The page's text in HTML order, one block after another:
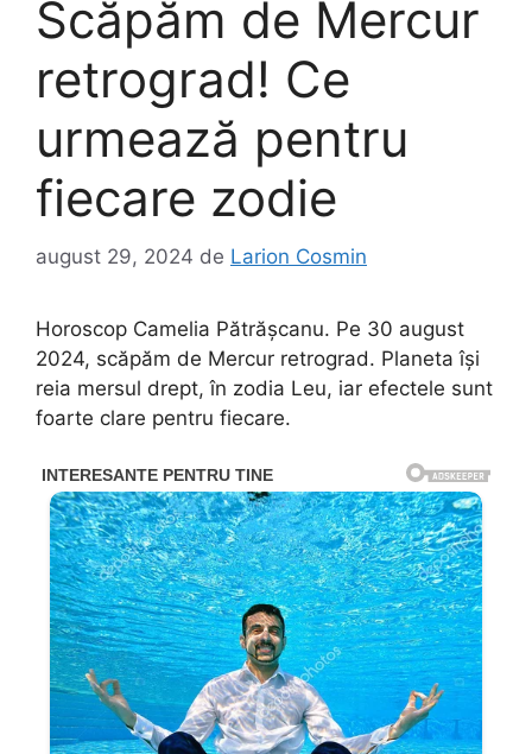
Scăpăm de Mercur
retrograd! Ce
urmează pentru
fiecare zodie
august 29, 2024 de Larion Cosmin
Horoscop Camelia Pătrășcanu. Pe 30 august
2024, scăpăm de Mercur retrograd. Planeta își
reia mersul drept, în zodia Leu, iar efectele sunt
foarte clare pentru fiecare.